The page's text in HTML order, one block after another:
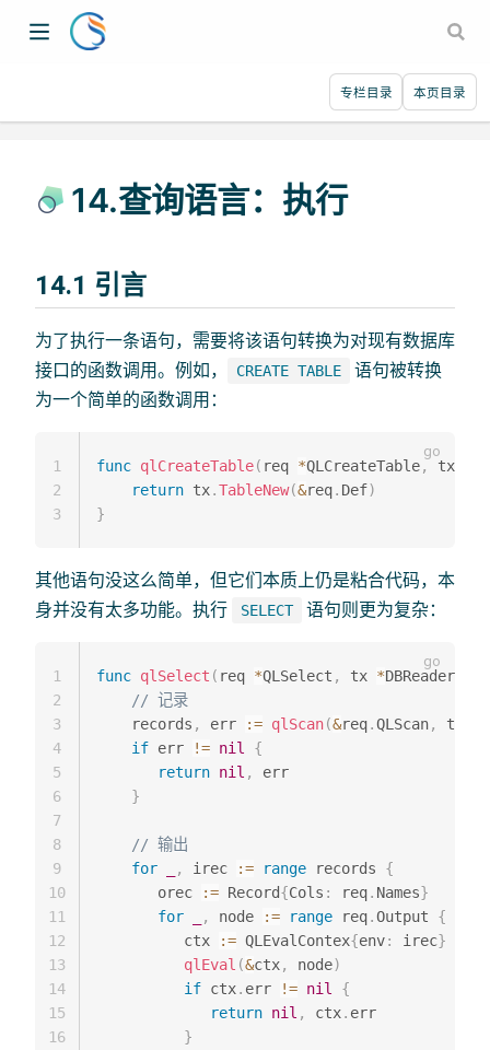
专栏目录 本页目录
14.查询语言：执行
14.1 引言
为了执行一条语句，需要将该语句转换为对现有数据库
接口的函数调用。例如，
CREATE TABLE
语句被转换
为一个简单的函数调用：
func qlCreateTable( req *QLCreateTable, tx
return tx.TableNew(&req. Def)
}
1
2
3
其他语句没这么简单，但它们本质上仍是粘合代码，本
身并没有太多功能。执行
SELECT 语句则更为复杂：
func qlSelect ( req *QLSelect , tx *DBReader
// 记录
    records
, err := qlScan(&req.QLScan, tx
if err != nil
{
return nil ,
err
}
// 输出
for
, irec := range records {
       orec
:= Record{Cols : req. Names}
for
, node := range req.Output {
          ctx
:= QLEvalContex{env: irec}
qlEval (&ctx, node)
if ctx. err != nil
{
return nil , ctx. err
}
1
2
3
4
5
6
7
8
9
10
11
12
13
14
15
16